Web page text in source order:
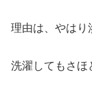
理由は、やはり
洗濯してもさほ